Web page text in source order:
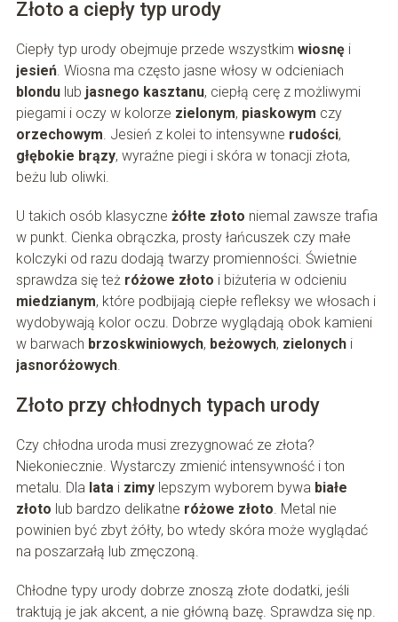
Złoto a ciepły typ urody
Ciepły typ urody obejmuje przede wszystkim wiosnęi
jesień. Wiosna ma często jasne włosy w odcieniach
blondulub jasnego kasztanu, ciepłą cerę z możliwymi
piegami i oczy w kolorze zielonym, piaskowym czy
orzechowym. Jesień z kolei to intensywne rudości,
głębokie brązy, wyraźne piegi i skóra w tonacji złota,
beżu lub oliwki.
U takich osób klasyczne żółte złoto niemal zawsze trafia
w punkt. Cienka obrączka, prosty łańcuszek czy małe
kolczyki od razu dodają twarzy promienności. Świetnie
sprawdza się też różowe złoto i biżuteria w odcieniu
miedzianym, które podbijają ciepłe refleksy we włosach i
wydobywają kolor oczu. Dobrze wyglądają obok kamieni
w barwach brzoskwiniowych, beżowych, zielonychi
jasnoróżowych.
Złoto przy chłodnych typach urody
Czy chłodna uroda musi zrezygnować ze złota?
Niekoniecznie. Wystarczy zmienić intensywność i ton
metalu. Dla latai zimylepszym wyborem bywa białe
złoto lub bardzo delikatne różowe złoto. Metal nie
powinien być zbyt żółty, bo wtedy skóra może wyglądać
na poszarzałą lub zmęczoną.
Chłodne typy urody dobrze znoszą złote dodatki, jeśli
traktują je jak akcent, a nie główną bazę. Sprawdza się np.